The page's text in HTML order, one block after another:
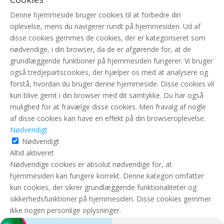
Denne hjemmeside bruger cookies til at forbedre din
oplevelse, mens du navigerer rundt på hjemmesiden. Ud af
disse cookies gemmes de cookies, der er kategoriseret som
nødvendige, i din browser, da de er afgørende for, at de
grundlæggende funktioner på hjemmesiden fungerer. Vi bruger
også tredjepartscookies, der hjælper os med at analysere og
forstå, hvordan du bruger denne hjemmeside. Disse cookies vil
kun blive gemt i din browser med dit samtykke. Du har også
mulighed for at fravælge disse cookies. Men fravalg af nogle
af disse cookies kan have en effekt på din browseroplevelse.
Nødvendigt
Nødvendigt
Altid aktiveret
Nødvendige cookies er absolut nødvendige for, at
hjemmesiden kan fungere korrekt. Denne kategori omfatter
kun cookies, der sikrer grundlæggende funktionaliteter og
sikkerhedsfunktioner på hjemmesiden. Disse cookies gemmer
ikke nogen personlige oplysninger.
GEM & ACCEPTÈR